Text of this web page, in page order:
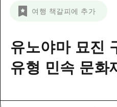
기준
역사/문화
자연
미야지마(
빠른 여행
당일치기
야마구치(
시마네(島根
히로시마
수하물 보관
뉴스
여행 책갈피에 추가
유노야마 묘진
유형 민속 문화